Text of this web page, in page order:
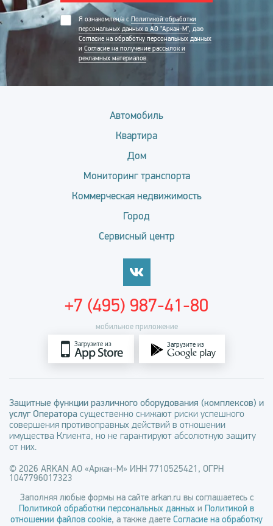
Я ознакомлен/а с Политикой обработки
персональных данных в АО "Аркан-М", даю
Согласие на обработку персональных данных
и Согласие на получение рассылок и
рекламных материалов.
Автомобиль
Квартира
Дом
Мониторинг транспорта
Коммерческая недвижимость
Город
Сервисный центр
мобильное приложение
Загрузите из Загрузите из
+7 (495) 987-41-80
Защитные функции различного оборудования (комплексов) и
услуг Оператора существенно снижают риски успешного
совершения противоправных действий в отношении
имущества Клиента, но не гарантируют абсолютную защиту
от них.
© 2026 ARKAN АО «Аркан-М» ИНН 7710525421, ОГРН
1047796017323
Заполняя любые формы на сайте arkan.ru вы соглашаетесь с
Политикой обработки персональных данных и Политикой в
отношении файлов cookie, а также даете Согласие на обработку